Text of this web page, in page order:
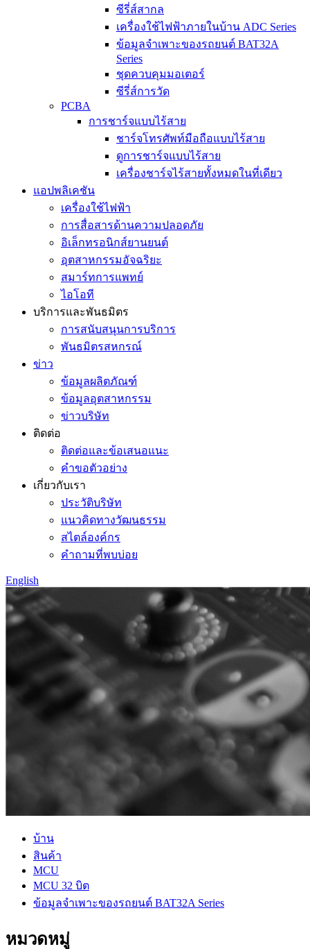
ซีรี่ส์สากล
เครื่องใช้ไฟฟ้าภายในบ้าน ADC Series
ข้อมูลจำเพาะของรถยนต์ BAT32A
Series
ชุดควบคุมมอเตอร์
ซีรี่ส์การวัด
PCBA
การชาร์จแบบไร้สาย
ชาร์จโทรศัพท์มือถือแบบไร้สาย
ดูการชาร์จแบบไร้สาย
เครื่องชาร์จไร้สายทั้งหมดในที่เดียว
แอปพลิเคชัน
เครื่องใช้ไฟฟ้า
การสื่อสารด้านความปลอดภัย
อิเล็กทรอนิกส์ยานยนต์
อุตสาหกรรมอัจฉริยะ
สมาร์ทการแพทย์
ไอโอที
บริการและพันธมิตร
การสนับสนุนการบริการ
พันธมิตรสหกรณ์
ข่าว
ข้อมูลผลิตภัณฑ์
ข้อมูลอุตสาหกรรม
ข่าวบริษัท
ติดต่อ
ติดต่อและข้อเสนอแนะ
คำขอตัวอย่าง
เกี่ยวกับเรา
ประวัติบริษัท
แนวคิดทางวัฒนธรรม
สไตล์องค์กร
คำถามที่พบบ่อย
English
บ้าน
สินค้า
MCU
MCU 32 บิต
ข้อมูลจำเพาะของรถยนต์ BAT32A Series
หมวดหมู่